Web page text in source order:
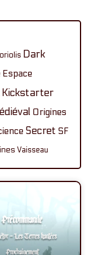
Dark
Espace
Kickstarter
Origines
Secret SF
Vaisseau